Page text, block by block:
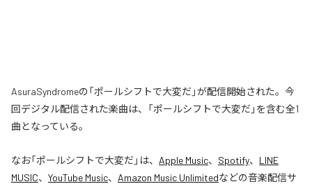
AsuraSyndromeの「ポールシフトで大変だ」が配信開始された。今
回デジタル配信された楽曲は、「ポールシフトで大変だ」を含む全1
曲となっている。
なお「ポールシフトで大変だ 」は、 Apple Music、 Spotify、 LINE
MUSIC、 YouTube Music、 Amazon Music Unlimitedなどの音楽配信サ